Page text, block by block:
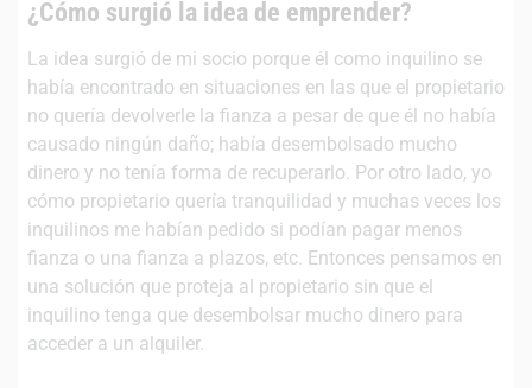
¿Cómo surgió la idea de emprender?
La idea surgió de mi socio porque él como inquilino se
había encontrado en situaciones en las que el propietario
no quería devolverle la fianza a pesar de que él no había
causado ningún daño; había desembolsado mucho
dinero y no tenía forma de recuperarlo. Por otro lado, yo
cómo propietario quería tranquilidad y muchas veces los
inquilinos me habían pedido si podían pagar menos
fianza o una fianza a plazos, etc. Entonces pensamos en
una solución que proteja al propietario sin que el
inquilino tenga que desembolsar mucho dinero para
acceder a un alquiler.